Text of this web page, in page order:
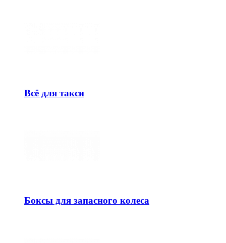
Всё для такси
Боксы для запасного колеса